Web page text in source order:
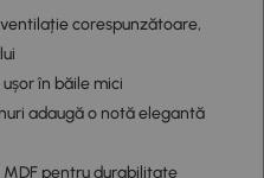
ventilație corespunzătoare,
în băile mici
adaugă o notă elegantă
MDF pentru durabilitate